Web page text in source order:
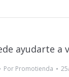
ayudarte a
Por Promotienda